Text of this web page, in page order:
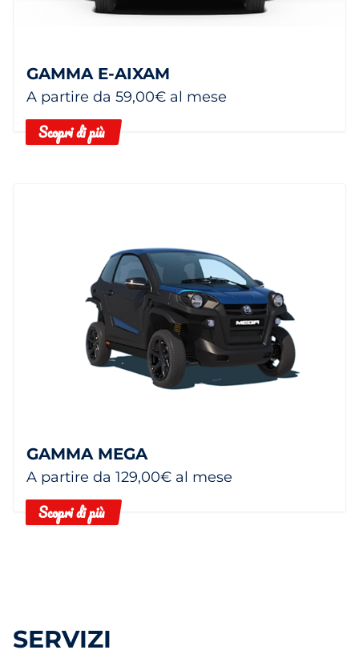
GAMMA E-AIXAM
A partire da 59,00€ al mese
Scopri di più
GAMMA MEGA
A partire da 129,00€ al mese
Scopri di più
SERVIZI